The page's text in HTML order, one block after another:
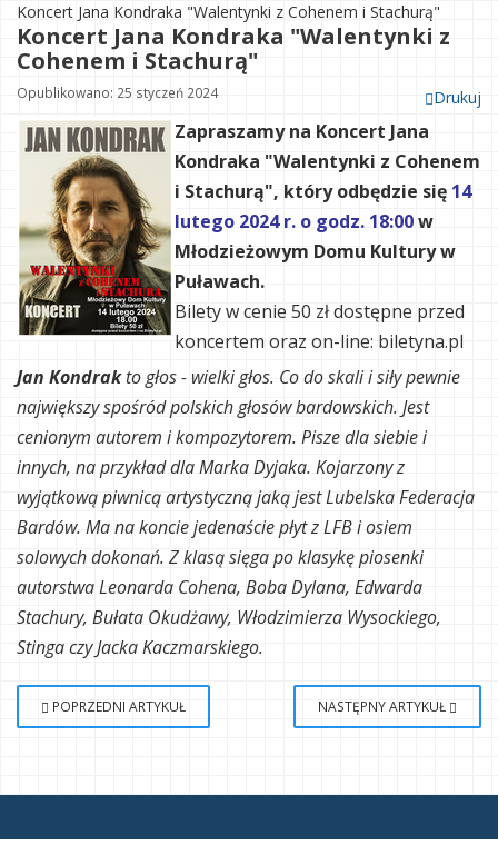
Koncert Jana Kondraka "Walentynki z Cohenem i Stachurą"
Koncert Jana Kondraka "Walentynki z
Cohenem i Stachurą"
Drukuj
Opublikowano: 25 styczeń 2024
Zapraszamy na Koncert Jana
Kondraka "Walentynki z Cohenem
i Stachurą", który odbędzie się 14
lutego 2024 r. o godz. 18:00w
Młodzieżowym Domu Kultury w
Puławach.
Bilety w cenie 50 zł dostępne przed
koncertem oraz on-line: biletyna.pl
Jan Kondrakto głos - wielki głos. Co do skali i siły pewnie
największy spośród polskich głosów bardowskich. Jest
cenionym autorem i kompozytorem. Pisze dla siebie i
innych, na przykład dla Marka Dyjaka. Kojarzony z
wyjątkową piwnicą artystyczną jaką jest Lubelska Federacja
Bardów. Ma na koncie jedenaście płyt z LFB i osiem
solowych dokonań. Z klasą sięga po klasykę piosenki
autorstwa Leonarda Cohena, Boba Dylana, Edwarda
Stachury, Bułata Okudżawy, Włodzimierza Wysockiego,
Stinga czy Jacka Kaczmarskiego.
POPRZEDNI ARTYKUŁ NASTĘPNY ARTYKUŁ